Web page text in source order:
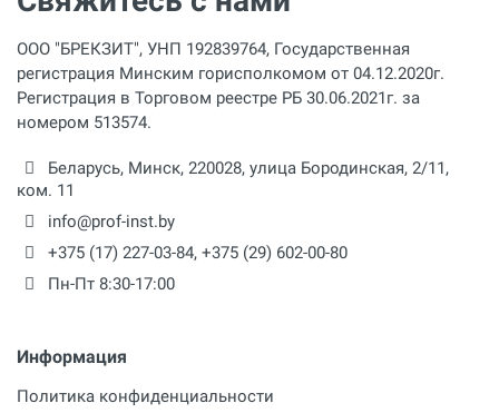
ООО "БРЕКЗИТ", УНП 192839764, Государственная
регистрация Минским горисполкомом от 04.12.2020г.
Регистрация в Торговом реестре РБ 30.06.2021г. за
номером 513574.
Беларусь, Минск, 220028, улица Бородинская, 2/11,
ком. 11
info@prof-inst.by
+375 (17) 227-03-84, +375 (29) 602-00-80
Пн-Пт 8:30-17:00
Информация
Политика конфиденциальности